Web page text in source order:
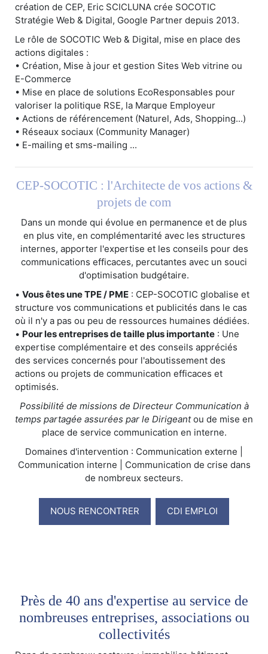
création de CEP, Eric SCICLUNA crée SOCOTIC
Stratégie Web & Digital, Google Partner depuis 2013.
Le rôle de SOCOTIC Web & Digital, mise en place des
actions digitales :
• Création, Mise à jour et gestion Sites Web vitrine ou
E-Commerce
• Mise en place de solutions EcoResponsables pour
valoriser la politique RSE, la Marque Employeur
• Actions de référencement (Naturel, Ads, Shopping...)
• Réseaux sociaux (Community Manager)
• E-mailing et sms-mailing ...
CEP-SOCOTIC : l'Architecte de vos actions &
projets de com
Dans un monde qui évolue en permanence et de plus
en plus vite, en complémentarité avec les structures
internes, apporter l'expertise et les conseils pour des
communications efficaces, percutantes avec un souci
d'optimisation budgétaire.
• Vous êtes une TPE / PME : CEP-SOCOTIC globalise et
structure vos communications et publicités dans le cas
où il n'y a pas ou peu de ressources humaines dédiées.
• Pour les entreprises de taille plus importante : Une
expertise complémentaire et des conseils appréciés
des services concernés pour l'aboutissement des
actions ou projets de communication efficaces et
optimisés.
Possibilité de missions de Directeur Communication à
temps partagée assurées par le Dirigeantou de mise en
place de service communication en interne.
Domaines d'intervention : Communication externe |
Communication interne | Communication de crise dans
de nombreux secteurs.
NOUS RENCONTRER CDI EMPLOI
Près de 40 ans d'expertise au service de
nombreuses entreprises, associations ou
collectivités